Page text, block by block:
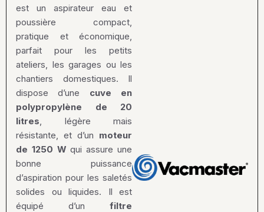
est un aspirateur eau et
poussière compact,
pratique et économique,
parfait pour les petits
ateliers, les garages ou les
chantiers domestiques. Il
dispose d’une cuve en
polypropylène de 20
litres , légère mais
résistante, et d’un moteur
de 1250 W qui assure une
bonne puissance
d’aspiration pour les saletés
solides ou liquides. Il est
équipé d’un filtre